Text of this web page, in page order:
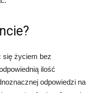
się życiem bez
ilość
odpowiedzi na